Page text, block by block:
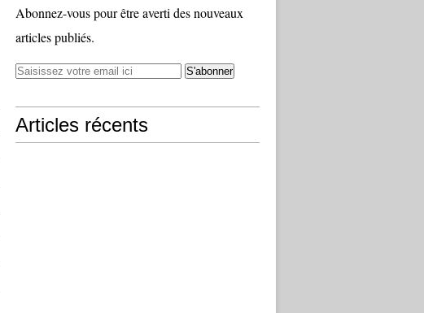
Abonnez-vous pour être averti des nouveaux
articles publiés.
Articles récents